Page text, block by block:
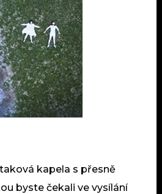
kapela s přesně
byste čekali ve vysílání